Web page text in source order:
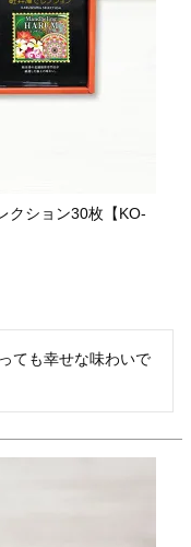
クション30枚【KO-
ても幸せな味わいで